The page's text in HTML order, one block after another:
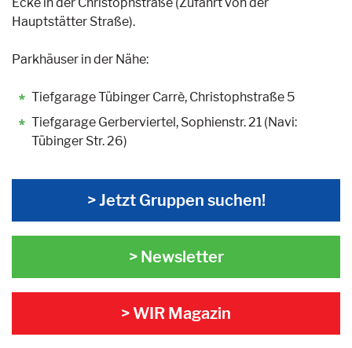
Ecke in der Christophstraße (Zufahrt von der
Hauptstätter Straße).
Parkhäuser in der Nähe:
Tiefgarage Tübinger Carrè, Christophstraße 5
Tiefgarage Gerberviertel, Sophienstr. 21 (Navi:
Tübinger Str. 26)
> Jetzt Gruppen suchen!
> Newsletter
> WIR Magazin